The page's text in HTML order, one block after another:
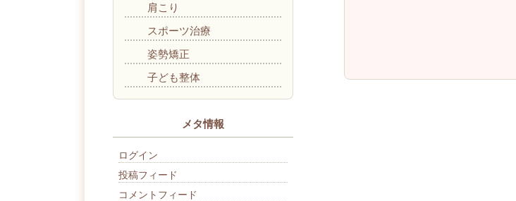
肩こり
スポーツ治療
姿勢矯正
子ども整体
メタ情報
ログイン
投稿フィード
コメントフィード